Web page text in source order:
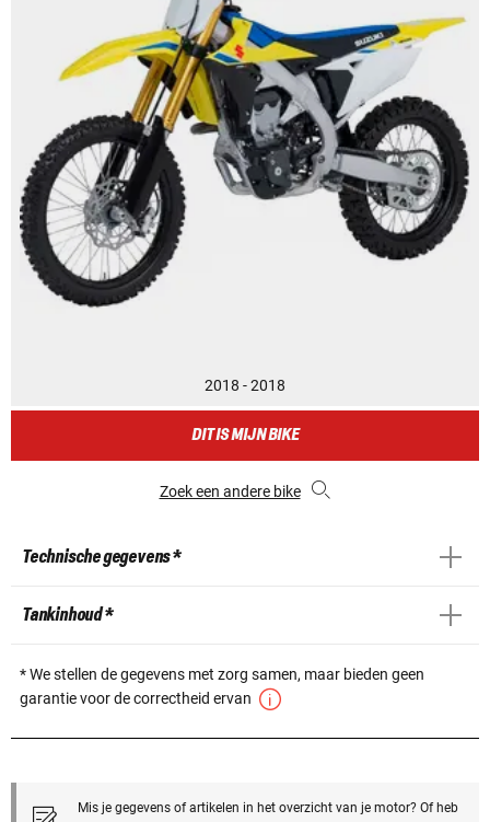
2018 - 2018
DIT IS MIJN BIKE
Zoek een andere bike
Technische gegevens *
Tankinhoud *
* We stellen de gegevens met zorg samen, maar bieden geen
garantie voor de correctheid ervan
Mis je gegevens of artikelen in het overzicht van je motor? Of heb